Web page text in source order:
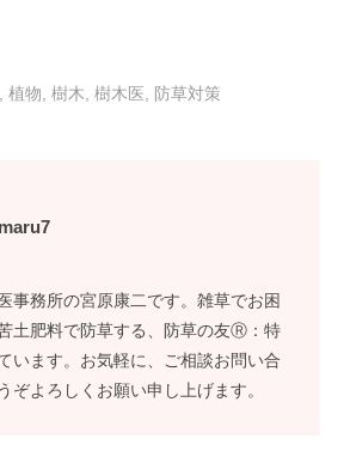
植物 樹木 樹木医 防草対策
事務所の宮原康二です。雑草でお困
土肥料で防草する、防草の友Ⓡ：特
います。お気軽に、ご相談お問い合
ぞよろしくお願い申し上げます。